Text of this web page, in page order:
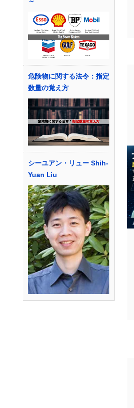
危険物に関する法令：指定
数量の覚え方
シーユアン・リュー Shih-
Yuan Liu